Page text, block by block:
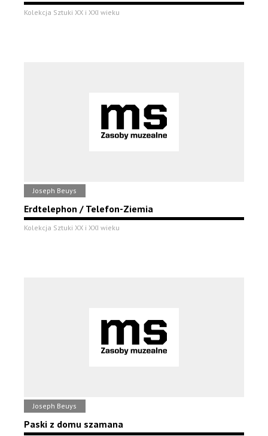
Kolekcja Sztuki XX i XXI wieku
Joseph Beuys
Erdtelephon / Telefon-Ziemia
Kolekcja Sztuki XX i XXI wieku
Joseph Beuys
Paski z domu szamana